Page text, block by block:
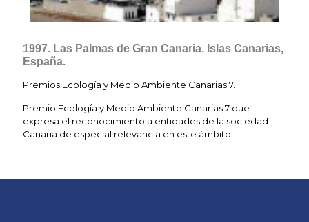
1997. Las Palmas de Gran Canaria. Islas Canarias,
España.
Premios Ecología y Medio Ambiente Canarias 7.
Premio Ecología y Medio Ambiente Canarias 7 que
expresa el reconocimiento a entidades de la sociedad
Canaria de especial relevancia en este ámbito.